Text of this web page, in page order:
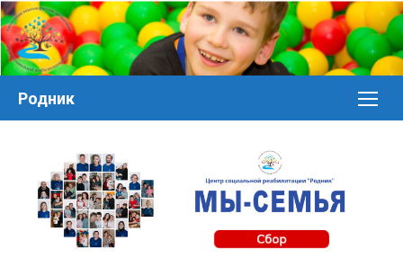
Перейти
к
контенту
Родник